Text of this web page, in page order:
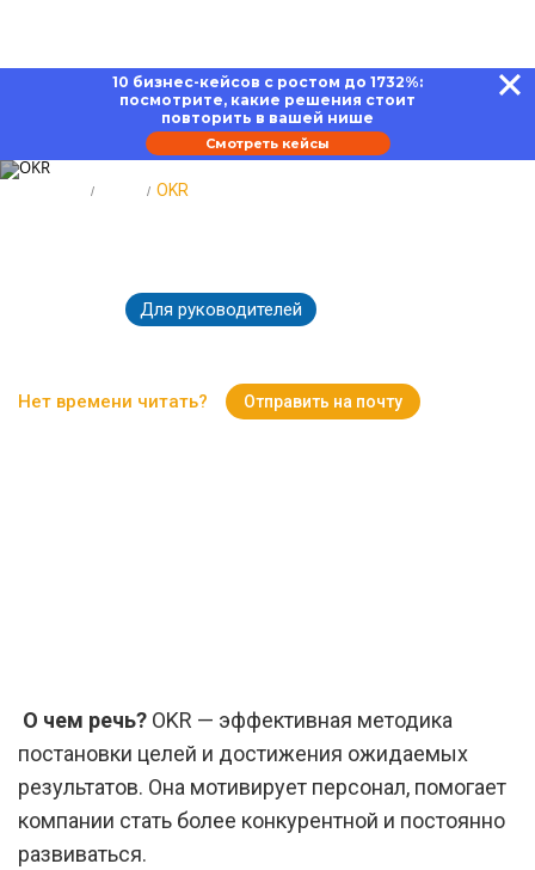
10 бизнес-кейсов с ростом до 1732%:
посмотрите, какие решения стоит
повторить в вашей нише
Смотреть кейсы
OKR
Для руководителей
Нет времени читать? Отправить на почту
О чем речь? OKR — эффективная методика
постановки целей и достижения ожидаемых
результатов. Она мотивирует персонал, помогает
компании стать более конкурентной и постоянно
развиваться.